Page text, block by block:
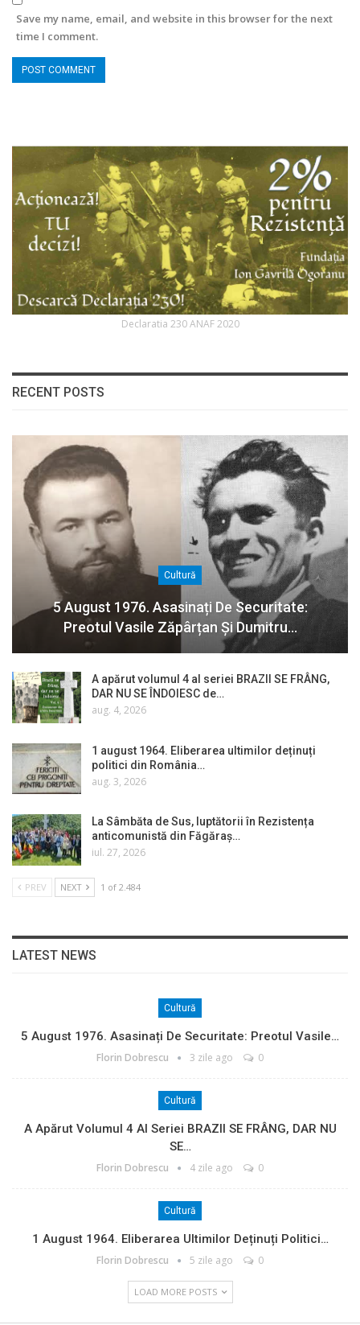
Save my name, email, and website in this browser for the next
time I comment.
Declaratia 230 ANAF 2020
RECENT POSTS
Cultură
5 August 1976. Asasinați De Securitate:
Preotul Vasile Zăpârțan Și Dumitru…
A apărut volumul 4 al seriei BRAZII SE FRÂNG,
DAR NU SE ÎNDOIESC de…
aug. 4, 2026
1 august 1964. Eliberarea ultimilor deținuți
politici din România…
aug. 3, 2026
La Sâmbăta de Sus, luptătorii în Rezistența
anticomunistă din Făgăraș…
iul. 27, 2026
PREV NEXT 1 of 2.484
LATEST NEWS
Cultură
5 August 1976. Asasinați De Securitate: Preotul Vasile…
Florin Dobrescu 3 zile ago 0
Cultură
A Apărut Volumul 4 Al Seriei BRAZII SE FRÂNG, DAR NU
SE…
Florin Dobrescu 4 zile ago 0
Cultură
1 August 1964. Eliberarea Ultimilor Deținuți Politici…
Florin Dobrescu 5 zile ago 0
LOAD MORE POSTS